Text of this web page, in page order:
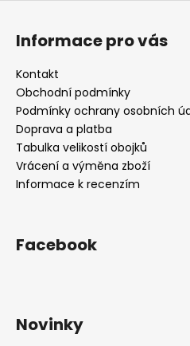
Informace pro vás
Kontakt
Obchodní podmínky
Podmínky ochrany osobních
Doprava a platba
Tabulka velikostí obojků
Vrácení a výměna zboží
Informace k recenzím
Facebook
Novinky